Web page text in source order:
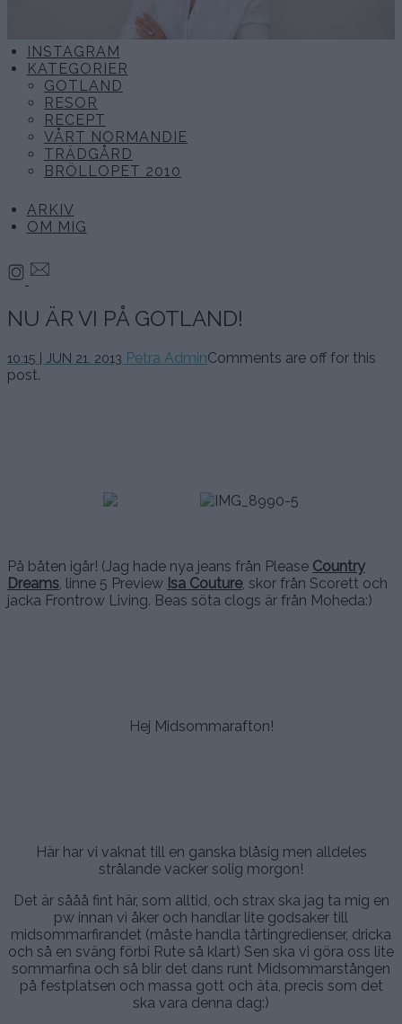
INSTAGRAM
KATEGORIER
GOTLAND
RESOR
RECEPT
VÅRT NORMANDIE
TRÄDGÅRD
BRÖLLOPET 2010
ARKIV
OM MIG
NU ÄR VI PÅ GOTLAND!
10:15 | JUN 21. 2013 Petra AdminComments are off for this
post.
På båten igår! (Jag hade nya jeans från Please Country
Dreams, linne 5 Preview Isa Couture, skor från Scorett och
jacka Frontrow Living. Beas söta clogs är från Moheda:)
Hej Midsommarafton!
Här har vi vaknat till en ganska blåsig men alldeles
strålande vacker solig morgon!
Det är sååå fint här, som alltid, och strax ska jag ta mig en
pw innan vi åker och handlar lite godsaker till
midsommarfirandet (måste handla tårtingredienser, dricka
och så en sväng förbi Rute så klart) Sen ska vi göra oss lite
sommarfina och så blir det dans runt Midsommarstången
på festplatsen och massa gott och äta, precis som det
ska vara denna dag:)